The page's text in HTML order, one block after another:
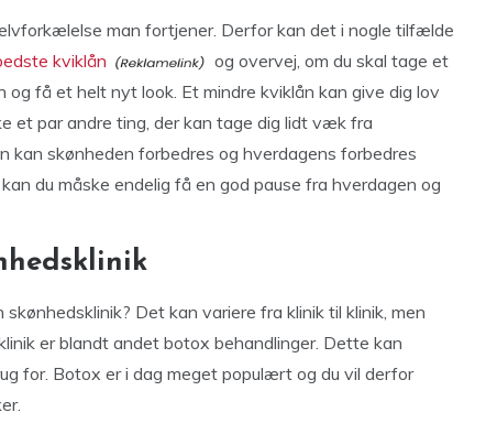
man fortjener. Derfor kan det i nogle tilfælde
kviklån
og overvej, om du skal tage et
få et helt nyt look. Et mindre kviklån kan give dig lov
et par andre ting, der kan tage dig lidt væk fra
kan skønheden forbedres og hverdagens forbedres
du måske endelig få en god pause fra hverdagen og
Det kan variere fra klinik til klinik, men
er blandt andet botox behandlinger. Dette kan
for. Botox er i dag meget populært og du vil derfor